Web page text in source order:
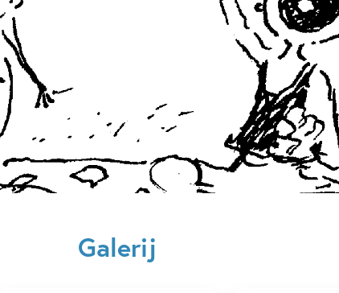
Ploegsma
Verschijningsdatum:
09-10-2020
Kenmerken van dit boek
12+ jaar 7 – 9 jaar 9 – 12 jaar
Marjon Hoffman
Galerij